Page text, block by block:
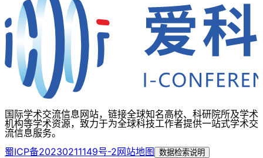
国际学术交流信息网站，链接全球知名高校、科研院所及学术
机构等学术资源，致力于为全球科技工作者提供一站式学术交
流信息服务。
蜀ICP备20230211149号-2网站地图 数据检索说明